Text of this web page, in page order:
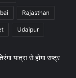
Rajasthan
Udaipur
यात्रा से होगा राष्ट्र